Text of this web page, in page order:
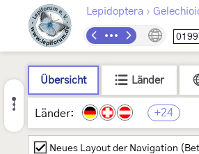
Lepidoptera ›
Übersicht Länder
Länder: +24
Neues Layout der Navigation